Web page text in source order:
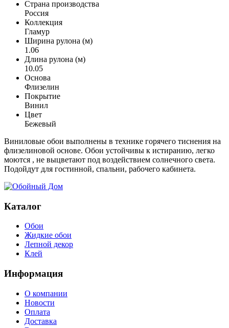
Страна производства
Россия
Коллекция
Гламур
Ширина рулона (м)
1.06
Длина рулона (м)
10.05
Основа
Флизелин
Покрытие
Винил
Цвет
Бежевый
Виниловые обои выполнены в технике горячего тиснения на
флизелиновой основе. Обои устойчивы к истиранию, легко
моются , не выцветают под воздействием солнечного света.
Подойдут для гостинной, спальни, рабочего кабинета.
Каталог
Обои
Жидкие обои
Лепной декор
Клей
Информация
О компании
Новости
Оплата
Доставка